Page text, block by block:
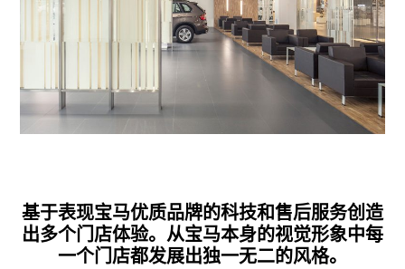
基于表现宝马优质品牌的科技和售后服务创造
出多个门店体验。从宝马本身的视觉形象中每
一个门店都发展出独一无二的风格。